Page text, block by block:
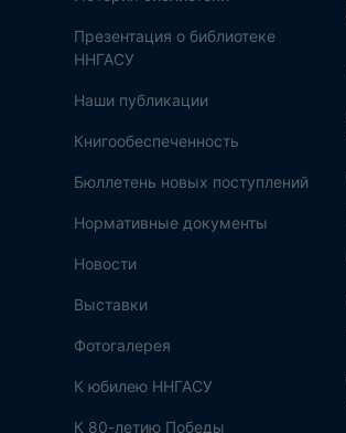
Презентация о библиотеке
ННГАСУ
Наши публикации
Книгообеспеченность
Бюллетень новых поступлений
Нормативные документы
Новости
Выставки
Фотогалерея
К юбилею ННГАСУ
К 80-летию Победы